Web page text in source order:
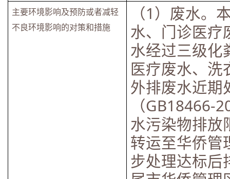
主要环境影响及预防或者减轻
不良环境影响的对策和措施
（1）废水。
水、门诊医疗
水经过三级化
医疗废水、洗
外排废水近期
（GB18466-
水污染物排放
转运至华侨管
步处理达标后